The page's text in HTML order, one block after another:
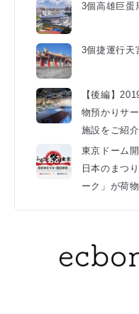
3個高雄巨蛋
3個捷運行天
【後編】
物預かりサ
施設をご紹介
東京ドーム
日本のまつ
ーク」が荷